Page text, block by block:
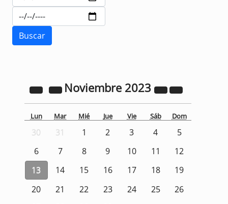
Noviembre 2023
Lun Mar Mié Jue Vie Sáb Dom
30 31 1 2 3 4
5
6
7 8 9 10 11
12
13
14 15 16 17 18
19
20
21 22 23 24 25
26